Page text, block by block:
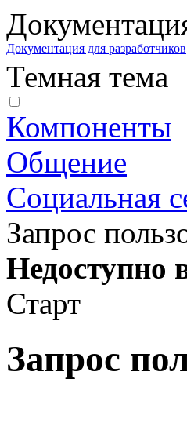
Документация для разработчиков
Темная тема
Компоненты
Общение
Социальная
Запрос
Недоступно
Старт
Запрос